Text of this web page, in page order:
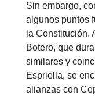
Sin embargo,
algunos puntos
la Constitución.
Botero, que
similares y
Espriella, se
alianzas con